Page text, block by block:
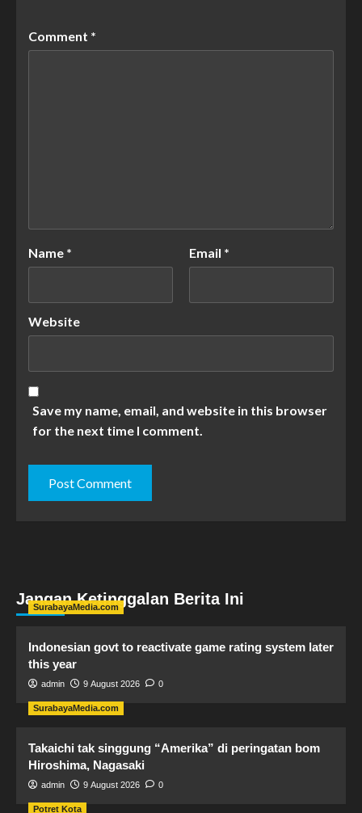
Comment *
Name * Email *
Website
Save my name, email, and website in this browser
for the next time I comment.
Jangan Ketinggalan Berita Ini
SurabayaMedia.com
Indonesian govt to reactivate game rating system later
this year
admin 9 August 2026 0
SurabayaMedia.com
Takaichi tak singgung “Amerika” di peringatan bom
Hiroshima, Nagasaki
admin 9 August 2026 0
Potret Kota